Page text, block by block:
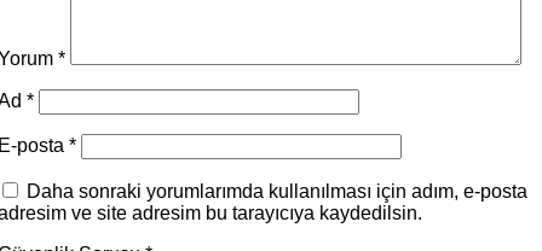
*
*
posta *
Daha sonraki yorumlarımda kullanılması için adım, e-posta
ve site adresim bu tarayıcıya kaydedilsin.